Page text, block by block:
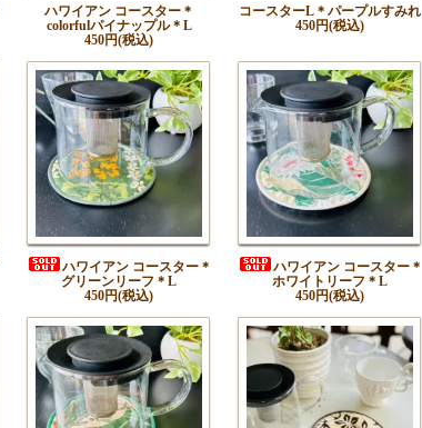
ハワイアン コースター＊
colorfulパイナップル＊L
450円(税込)
コースターL＊パープルすみれ
450円(税込)
ハワイアン コースター＊
グリーンリーフ＊L
450円(税込)
ハワイアン コースター＊
ホワイトリーフ＊L
450円(税込)